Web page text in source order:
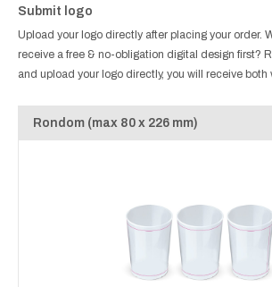
Submit logo
Upload your logo directly after placing your order.
receive a free & no-obligation digital design first?
and upload your logo directly, you will receive both
Rondom (max 80 x 226 mm)